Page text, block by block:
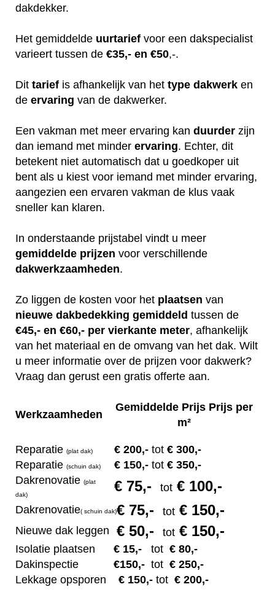
dakdekker.
Het gemiddelde uurtarief voor een dakspecialist
varieert tussen de €35,- en €50,-.
Dit tarief is afhankelijk van het type dakwerk en
de ervaring van de dakwerker.
Een vakman met meer ervaring kan duurder zijn
dan iemand met minder ervaring. Echter, dit
betekent niet automatisch dat u goedkoper uit
bent als u kiest voor iemand met minder ervaring,
aangezien een ervaren vakman de klus vaak
sneller kan klaren.
In onderstaande prijstabel vindt u meer
gemiddelde prijzen voor verschillende
dakwerkzaamheden.
Zo liggen de kosten voor het plaatsen van
nieuwe dakbedekking gemiddeld tussen de
€45,- en €60,- per vierkante meter, afhankelijk
van het materiaal en de omvang van het dak. Wilt
u meer informatie over de prijzen voor dakwerk?
Vraag dan gerust een gratis offerte aan.
Werkzaamheden
Gemiddelde Prijs Prijs per
m²
Reparatie (plat dak) € 200,- tot € 300,-
Reparatie (schuin dak) € 150,- tot € 350,-
Dakrenovatie (plat
dak)
€ 75,- tot € 100,-
Dakrenovatie( schuin dak)€ 75,- tot € 150,-
Nieuwe dak leggen € 50,- tot € 150,-
Isolatie plaatsen € 15,- tot € 80,-
Dakinspectie
€150,- tot € 250,-
Lekkage opsporen € 150,- tot € 200,-